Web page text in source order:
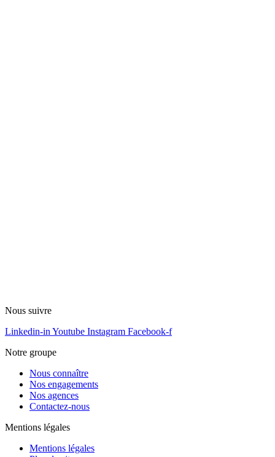
Nous suivre
Linkedin-in Youtube Instagram Facebook-f
Notre groupe
Nous connaître
Nos engagements
Nos agences
Contactez-nous
Mentions légales
Mentions légales